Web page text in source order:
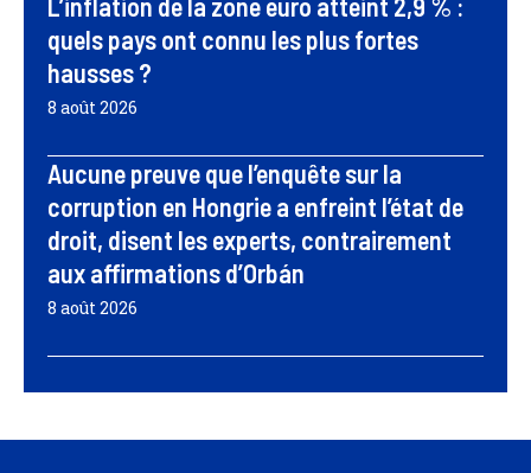
quels pays ont connu les plus fortes
hausses ?
8 août 2026
Aucune preuve que l’enquête sur la
corruption en Hongrie a enfreint l’état de
droit, disent les experts, contrairement
aux affirmations d’Orbán
8 août 2026